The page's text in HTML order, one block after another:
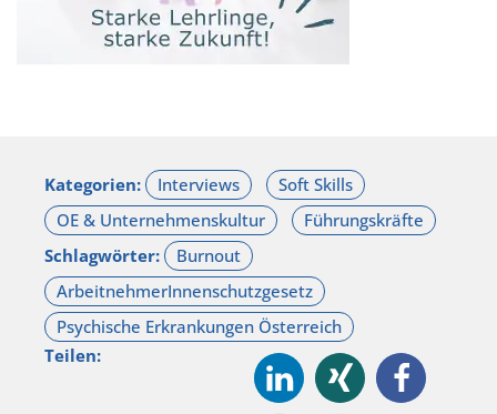
Kategorien:
Schlagwörter:
Teilen: